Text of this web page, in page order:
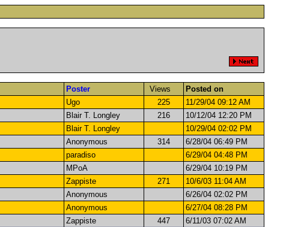
Poster Views
Posted on
Ugo 225
11/29/04 09:12 AM
Blair T. Longley 216
10/12/04 12:20 PM
Blair T. Longley
10/29/04 02:02 PM
Anonymous 314
6/28/04 06:49 PM
paradiso
6/29/04 04:48 PM
MPoA
6/29/04 10:19 PM
Zappiste 271
10/6/03 11:04 AM
Anonymous
6/26/04 02:02 PM
Anonymous
6/27/04 08:28 PM
Zappiste 447
6/11/03 07:02 AM